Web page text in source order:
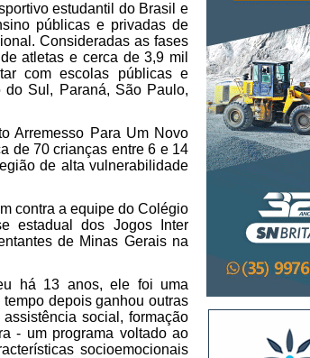
estudantil do Brasil e
públicas e privadas de
Consideradas as fases
atletas e cerca de 3,9 mil
com escolas públicas e
do Sul, Paraná, São Paulo,
Arremesso Para Um Novo
de 70 crianças entre 6 e 14
de alta vulnerabilidade
contra a equipe do Colégio
estadual dos Jogos Inter
de Minas Gerais na
há 13 anos, ele foi uma
depois ganhou outras
social, formação
- um programa voltado ao
socioemocionais